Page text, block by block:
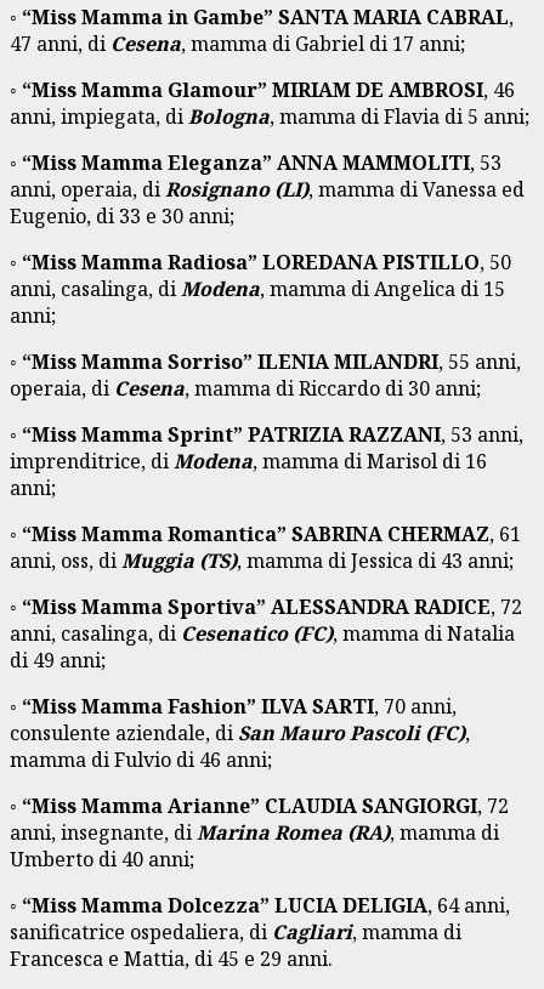
◦ “Miss Mamma in Gambe” SANTA MARIA CABRAL,
47 anni, di Cesena, mamma di Gabriel di 17 anni;
◦ “Miss Mamma Glamour” MIRIAM DE AMBROSI, 46
anni, impiegata, diBologna, mamma di Flavia di 5 anni;
◦ “Miss Mamma Eleganza” ANNA MAMMOLITI, 53
anni, operaia, diRosignano (LI), mamma di Vanessa ed
Eugenio, di 33 e 30 anni;
◦ “Miss Mamma Radiosa” LOREDANA PISTILLO, 50
anni, casalinga, diModena, mamma di Angelica di 15
anni;
◦ “Miss Mamma Sorriso” ILENIA MILANDRI, 55 anni,
operaia, di Cesena, mamma di Riccardo di 30 anni;
◦ “Miss Mamma Sprint” PATRIZIA RAZZANI, 53 anni,
imprenditrice, diModena, mamma di Marisol di 16
anni;
◦ “Miss Mamma Romantica” SABRINA CHERMAZ, 61
anni, oss, diMuggia (TS), mamma di Jessica di 43 anni;
◦ “Miss Mamma Sportiva” ALESSANDRA RADICE, 72
anni, casalinga, di Cesenatico (FC), mamma di Natalia
di 49 anni;
◦ “Miss Mamma Fashion” ILVA SARTI, 70 anni,
consulente aziendale, di San Mauro Pascoli (FC),
mamma di Fulvio di 46 anni;
◦ “Miss Mamma Arianne” CLAUDIA SANGIORGI, 72
anni, insegnante, diMarina Romea (RA), mamma di
Umberto di 40 anni;
◦ “Miss Mamma Dolcezza” LUCIA DELIGIA, 64 anni,
sanificatrice ospedaliera, di Cagliari, mamma di
Francesca e Mattia, di 45 e 29 anni.